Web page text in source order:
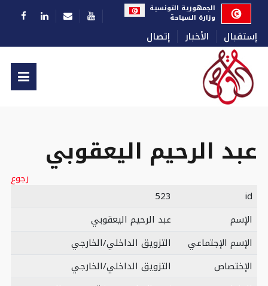
إستقبال الأخبار إتصال
اختر لغتكالجمهورية التونسية
وزارة السياحة
عبد الرحيم اليعقوبي
رجوع
id
523
الإسم
عبد الرحيم اليعقوبي
الإسم الإجتماعي
التزويق الداخلي/الخارجي
الإختصاص
التزويق الداخلي/الخارجي